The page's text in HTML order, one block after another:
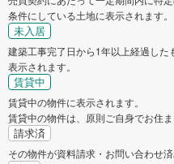
条件にしている土地に表示されます。
未入居
建築工事完了日から1年以上経過し
表示されます。
賃貸中
賃貸中の物件に表示されます。
賃貸中の物件は、原則ご自身でお住
請求済
その物件が資料請求・お問い合わせ